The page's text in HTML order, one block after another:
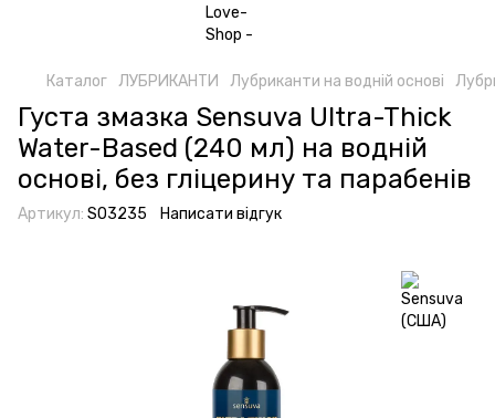
Каталог ЛУБРИКАНТИ Лубриканти на водній основі
Густа змазка Sensuva Ultra-Thick
Water-Based (240 мл) на водній
основі, без гліцерину та парабенів
Артикул: SO3235 Написати відгук